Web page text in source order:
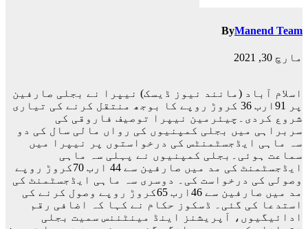
ByManend Team
مارچ 30, 2021
اسلام آباد (مانند نیوز ڈیسک) نیپرا نے بجلی صارفین
پر 91ارب 36 کروڑ روپے کا بوجھ منتقل کرنے کی تیاری
شروع کردی۔چیئرمین نیپرا توصیف فاروقی کی
سربراہی میں بجلی کمپنیوں کی رواں مالی سال کی دو
سہ ماہی ایڈجسٹمنٹس کی درخواستوں پر نیپرا میں
سماعت ہوئی۔بجلی کمپنیوں نے پہلی سہ ماہی
ایڈجسٹمنٹ کی مد میں صارفین سے 44 ارب 70کروڑ روپے
وصولی کی درخواست کی۔ دوسری سہ ماہی ایڈجسٹمنٹ کی
مد میں صارفین سے 46ارب 65کروڑ روپے وصول کرنے کی
استدعا کی گئی۔ ڈسکوز حکام نے کہا کہ اضافی رقم
ادائیگیوں، آپریشنز اینڈ مینٹننس سمیت بجلی